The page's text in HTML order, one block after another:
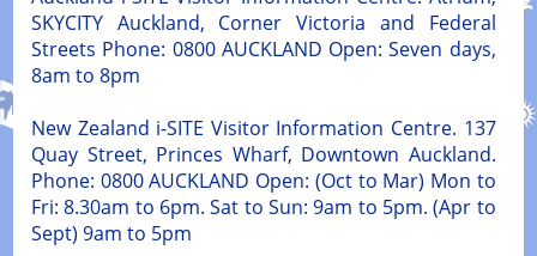
SKYCITY Auckland, Corner Victoria and Federal
Streets Phone: 0800 AUCKLAND Open: Seven days,
8am to 8pm
New Zealand i-SITE Visitor Information Centre. 137
Quay Street, Princes Wharf, Downtown Auckland.
Phone: 0800 AUCKLAND Open: (Oct to Mar) Mon to
Fri: 8.30am to 6pm. Sat to Sun: 9am to 5pm. (Apr to
Sept) 9am to 5pm